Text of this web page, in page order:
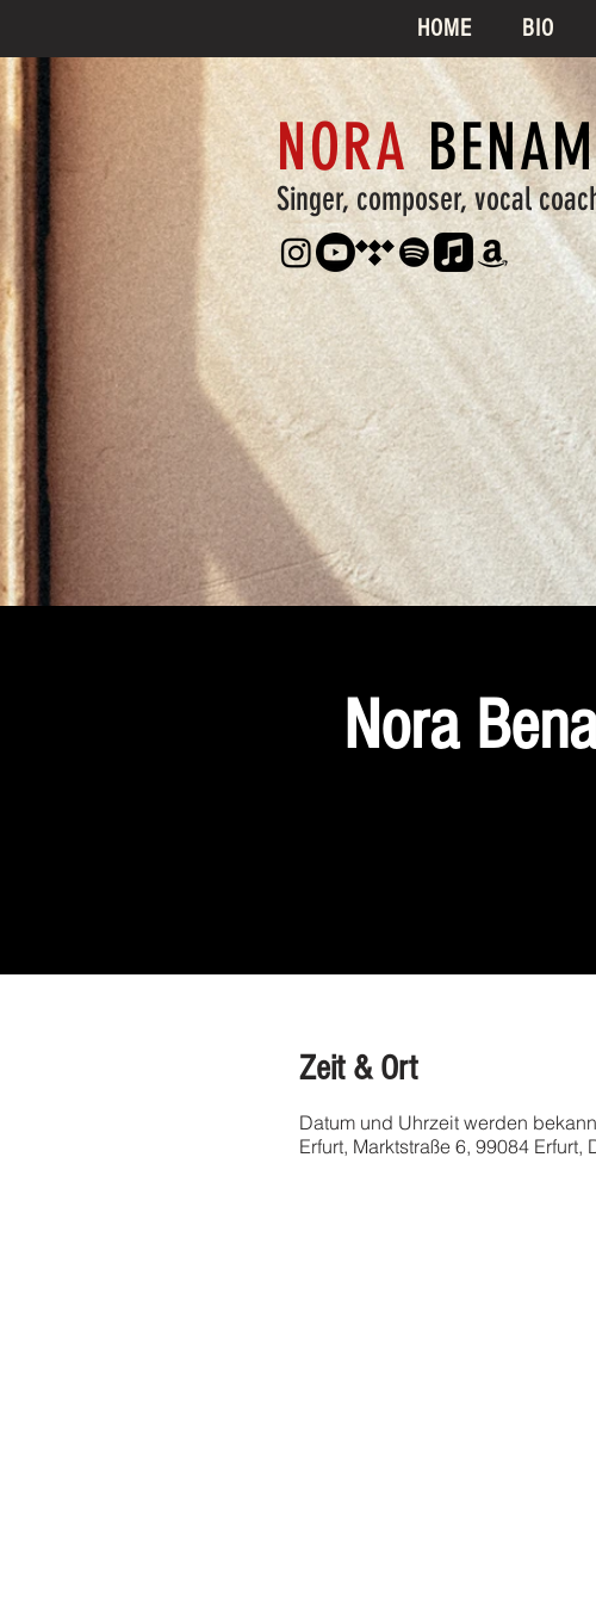
HOME BIO
NORA
Singer, composer, vocal
Nora
Zeit & Ort
Datum und Uhrzeit werden
Erfurt, Marktstraße 6, 99084 Erfurt,